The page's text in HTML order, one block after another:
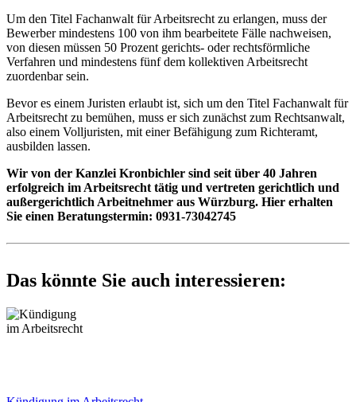
Um den Titel Fachanwalt für Arbeitsrecht zu erlangen, muss der
Bewerber mindestens 100 von ihm bearbeitete Fälle nachweisen,
von diesen müssen 50 Prozent gerichts- oder rechtsförmliche
Verfahren und mindestens fünf dem kollektiven Arbeitsrecht
zuordenbar sein.
Bevor es einem Juristen erlaubt ist, sich um den Titel Fachanwalt für
Arbeitsrecht zu bemühen, muss er sich zunächst zum Rechtsanwalt,
also einem Volljuristen, mit einer Befähigung zum Richteramt,
ausbilden lassen.
Wir von der Kanzlei Kronbichler sind seit über 40 Jahren
erfolgreich im Arbeitsrecht tätig und vertreten gerichtlich und
außergerichtlich Arbeitnehmer aus Würzburg. Hier erhalten
Sie einen Beratungstermin: 0931-73042745
Das könnte Sie auch interessieren: